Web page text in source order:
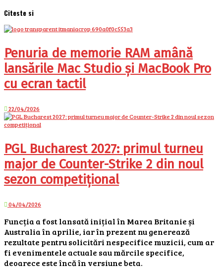
Citeste si
Penuria de memorie RAM amână
lansările Mac Studio și MacBook Pro
cu ecran tactil
22/04/2026
PGL Bucharest 2027: primul turneu
major de Counter-Strike 2 din noul
sezon competițional
04/04/2026
Funcția a fost lansată inițial în Marea Britanie și
Australia în aprilie, iar în prezent nu generează
rezultate pentru solicitări nespecifice muzicii, cum ar
fi evenimentele actuale sau mărcile specifice,
deoarece este încă în versiune beta.